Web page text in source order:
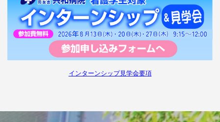
インターンシップ見学会要項